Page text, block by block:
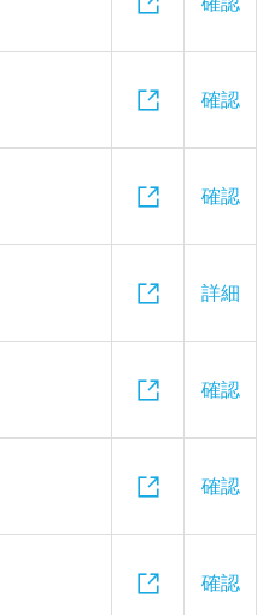
 確認
 確認
 詳細
 確認
 確認
 確認